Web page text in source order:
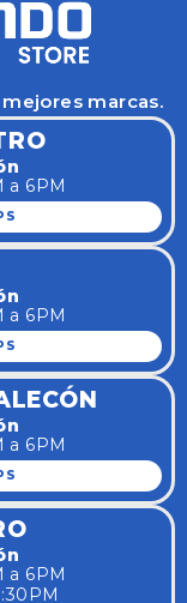
marcas.
a 6PM
a 6PM
a 6PM
a 6PM